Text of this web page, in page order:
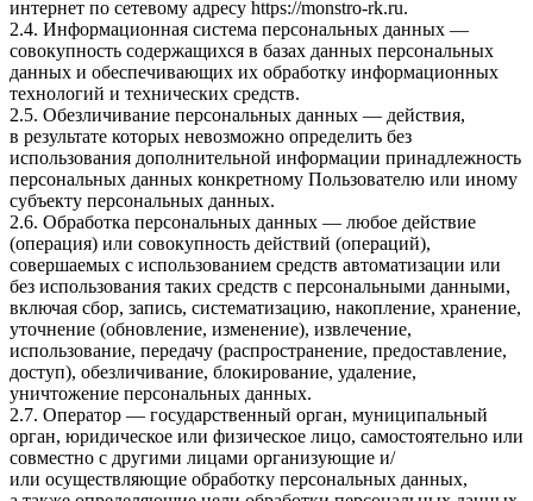
интернет по сетевому адресу https://monstro-rk.ru.
2.4. Информационная система персональных данных —
совокупность содержащихся в базах данных персональных
данных и обеспечивающих их обработку информационных
технологий и технических средств.
2.5. Обезличивание персональных данных — действия,
в результате которых невозможно определить без
использования дополнительной информации принадлежность
персональных данных конкретному Пользователю или иному
субъекту персональных данных.
2.6. Обработка персональных данных — любое действие
(операция) или совокупность действий (операций),
совершаемых с использованием средств автоматизации или
без использования таких средств с персональными данными,
включая сбор, запись, систематизацию, накопление, хранение,
уточнение (обновление, изменение), извлечение,
использование, передачу (распространение, предоставление,
доступ), обезличивание, блокирование, удаление,
уничтожение персональных данных.
2.7. Оператор — государственный орган, муниципальный
орган, юридическое или физическое лицо, самостоятельно или
совместно с другими лицами организующие и/
или осуществляющие обработку персональных данных,